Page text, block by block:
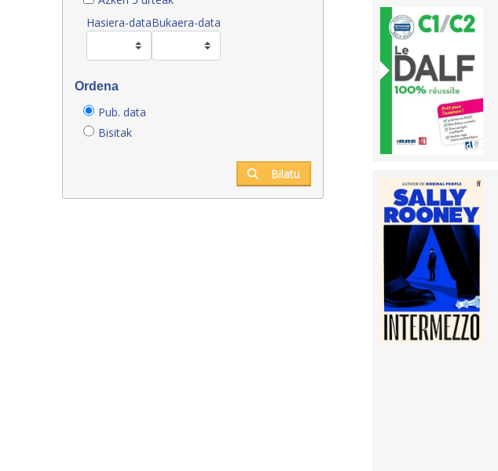
Hasiera-dataBukaera-data
Ordena
Pub. data
Bisitak
Bilatu